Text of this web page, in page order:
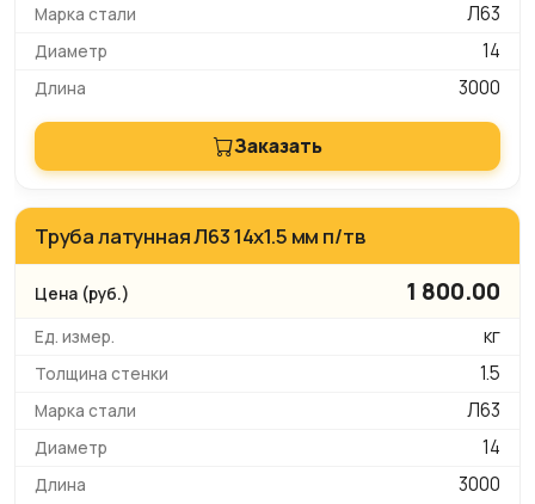
Л63
14
3000
Заказать
Труба латунная Л63 14х1.5 мм п/тв
1 800.00
кг
1.5
Л63
14
3000